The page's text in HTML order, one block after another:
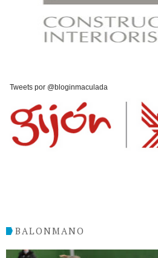
Tweets por @bloginmaculada
BALONMANO